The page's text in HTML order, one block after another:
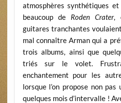
atmosphères synthétiques
beaucoup de Roden Crater,
guitares tranchantes
mal connaître Arman qui a
trois albums, ainsi que
triés sur le volet.
enchantement pour les
lorsque l’on propose non
quelques mois d’intervalle !